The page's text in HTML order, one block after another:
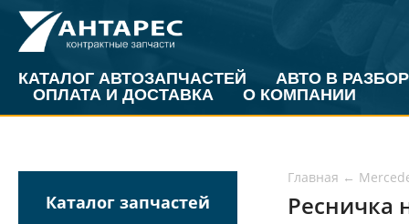
КАТАЛОГ АВТОЗАПЧАСТЕЙ
АВТО В РАЗБОР
ОПЛАТА И ДОСТАВКА
О КОМПАНИИ
Каталог запчастей
Главная ←
Ресничка